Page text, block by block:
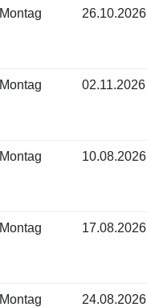
Montag 26.10.2026
Montag 02.11.2026
Montag 10.08.2026
Montag 17.08.2026
Montag 24.08.2026